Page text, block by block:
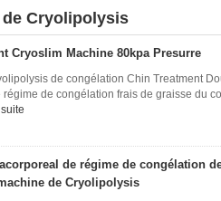
Cryolipolysis
Cryoslim Machine 80kpa Presurre
de congélation Chin Treatment
de congélation frais de graisse du
de régime de congélation
de Cryolipolysis